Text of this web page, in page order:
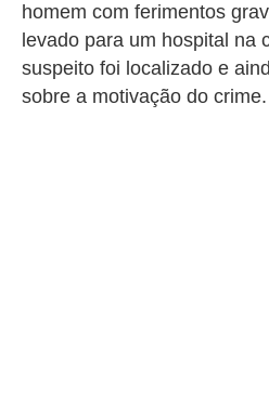
homem com ferimentos
levado para um hospital na
suspeito foi localizado e
sobre a motivação do crime.